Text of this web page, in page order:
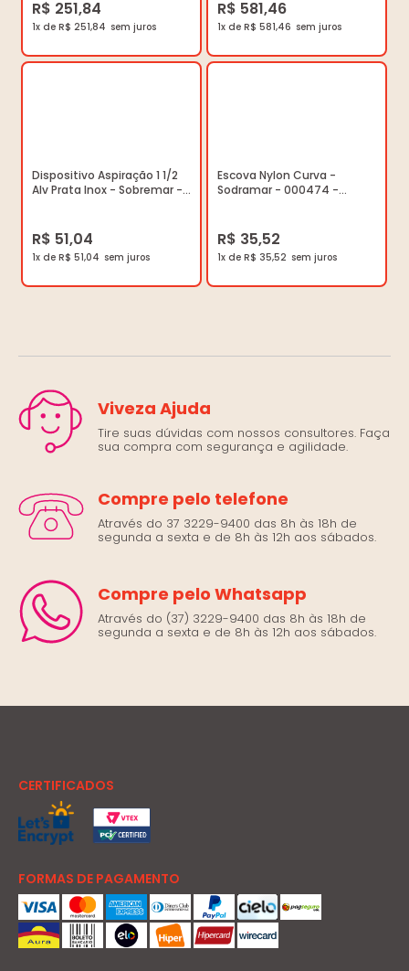
R$ 251,84
1x de R$ 251,84
R$ 581,46
1x de R$ 581,46
Dispositivo Aspiração 1 1/2
Alv Prata Inox - Sobremar -
R$ 51,04
1x de R$ 51,04
Escova Nylon Curva -
Sodramar - 000474 -
R$ 35,52
1x de R$ 35,52
Viveza Ajuda
Tire suas dúvidas com nossos consultores. Faça
sua compra com segurança e agilidade.
Compre pelo telefone
Através do 37 3229-9400 das 8h às 18h de
segunda a sexta e de 8h às 12h aos sábados.
Compre pelo Whatsapp
Através do (37) 3229-9400 das 8h às 18h de
segunda a sexta e de 8h às 12h aos sábados.
CERTIFICADOS
FORMAS DE PAGAMENTO